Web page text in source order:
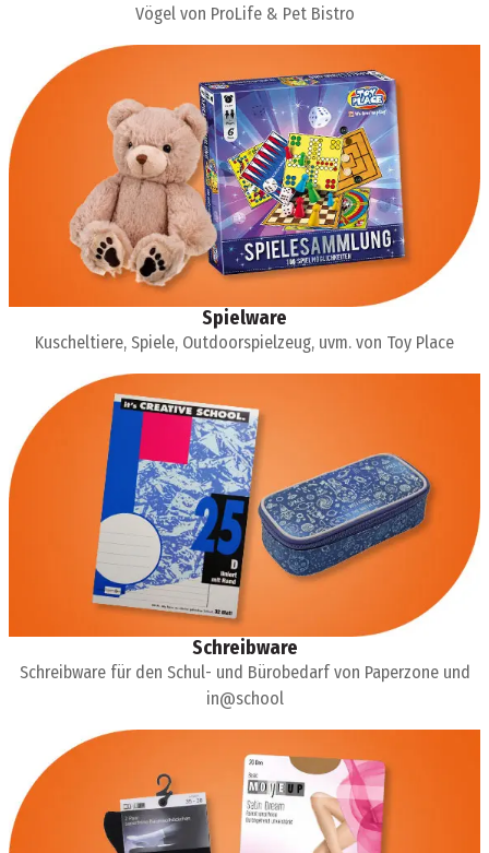
Vögel von ProLife & Pet Bistro
Spielware
Kuscheltiere, Spiele, Outdoorspielzeug, uvm. von Toy Place
Schreibware
Schreibware für den Schul- und Bürobedarf von Paperzone und
in@school